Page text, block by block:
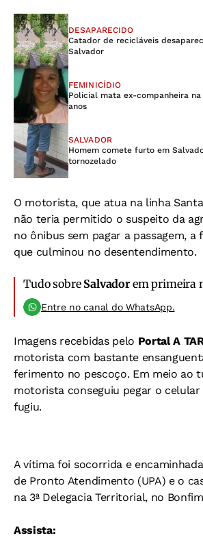
DESAPARECIDO
Catador de recicláveis
Salvador
FEMINICÍDIO
Policial mata ex-companheira
anos
SALVADOR
Homem comete furto em
tornozelado
O motorista, que atua na linha
não teria permitido o suspeito da
no ônibus sem pagar a passagem, a
que culminou no desentendimento.
Tudo sobre Salvadorem primeira
Entre no canal do WhatsApp.
Imagens recebidas pelo Portal A
motorista com bastante
ferimento no pescoço. Em meio ao
motorista conseguiu pegar o celular
fugiu.
A vítima foi socorrida e
de Pronto Atendimento (UPA) e o
na 3ª Delegacia Territorial, no
Assista: